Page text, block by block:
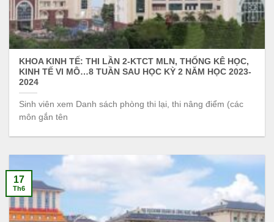
KHOA KINH TẾ: THI LẦN 2-KTCT MLN, THỐNG KÊ HỌC,
KINH TẾ VI MÔ…8 TUẦN SAU HỌC KỲ 2 NĂM HỌC 2023-
2024
Sinh viên xem Danh sách phòng thi lại, thi nâng điểm (các
môn gắn tên
17
Th6